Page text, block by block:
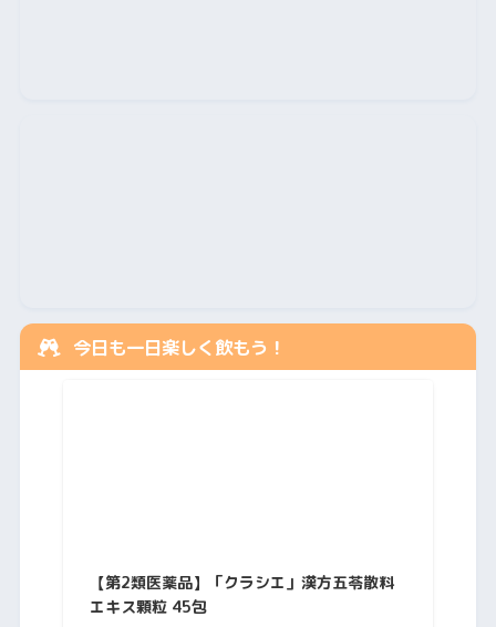
今日も一日楽しく飲もう！
【第2類医薬品】「クラシエ」漢方五苓散料
エキス顆粒 45包